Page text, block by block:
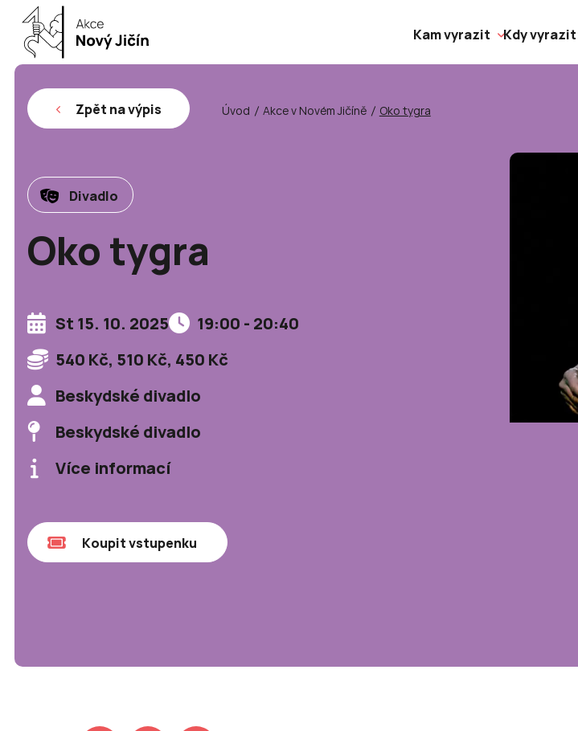
Kam vyrazit Kdy vyrazit
Zpět na výpis Úvod Akce v Novém Jičíně Oko tygra
Divadlo
Oko tygra
St 15. 10. 2025
19:00 - 20:40
540 Kč, 510 Kč, 450 Kč
Beskydské divadlo
Beskydské divadlo
Více informací
Koupit vstupenku